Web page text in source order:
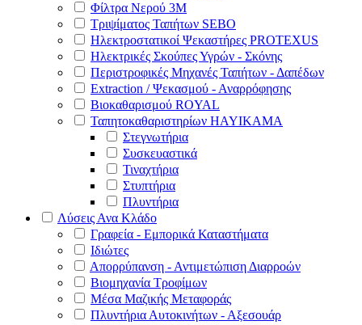
Φίλτρα Νερού 3M
Τριψίματος Ταπήτων SEBO
Ηλεκτροστατικοί Ψεκαστήρες PROTEXUS
Ηλεκτρικές Σκούπες Υγρών - Σκόνης
Περιστροφικές Μηχανές Ταπήτων - Δαπέδων
Extraction / Ψεκασμού - Αναρρόφησης
Βιοκαθαρισμού ROYAL
Ταπητοκαθαριστηρίων HAYIKAMA
Στεγνωτήρια
Συσκευαστικά
Τιναχτήρια
Στυπτήρια
Πλυντήρια
Λύσεις Ανα Κλάδο
Γραφεία - Εμπορικά Καταστήματα
Ιδιώτες
Απορρύπανση - Αντιμετώπιση Διαρροών
Βιομηχανία Τροφίμων
Μέσα Μαζικής Μεταφοράς
Πλυντήρια Αυτοκινήτων - Αξεσουάρ